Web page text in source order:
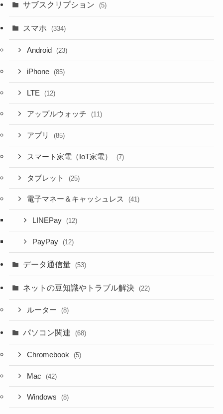
サブスクリプション (5)
スマホ (334)
Android (23)
iPhone (85)
LTE (12)
アップルウォッチ (11)
アプリ (85)
スマート家電（IoT家電） (7)
タブレット (25)
電子マネー＆キャッシュレス (41)
LINEPay (12)
PayPay (12)
データ通信量 (53)
ネットの豆知識やトラブル解決 (22)
ルーター (8)
パソコン関連 (68)
Chromebook (5)
Mac (42)
Windows (8)